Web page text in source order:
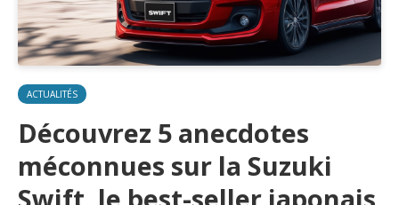
ACTUALITÉS
Découvrez 5 anecdotes
méconnues sur la Suzuki